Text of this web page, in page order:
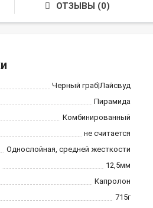
ОТЗЫВЫ (0)
Черный граб|Лайсвуд
Пирамида
Комбинированный
не считается
Однослойная, средней жесткости
12,5мм
Капролон
715г